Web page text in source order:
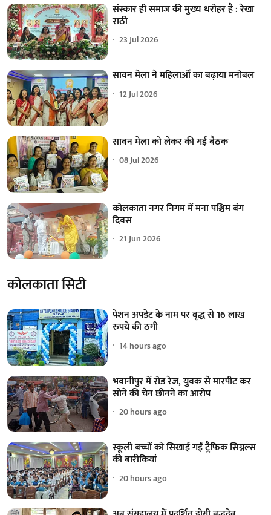
संस्कार ही समाज की मुख्य धरोहर है : रेखा
राठी
23 Jul 2026
सावन मेला ने महिलाओं का बढ़ाया मनोबल
12 Jul 2026
सावन मेला को लेकर की गई बैठक
08 Jul 2026
कोलकाता नगर निगम में मना पश्चिम बंग
दिवस
21 Jun 2026
कोलकाता सिटी
पेंशन अपडेट के नाम पर वृद्ध से 16 लाख
रुपये की ठगी
14 hours ago
भवानीपुर में रोड रेज, युवक से मारपीट कर
सोने की चेन छीनने का आरोप
20 hours ago
स्कूली बच्चों को सिखाई गईं ट्रैफिक सिग्नल्स
की बारीकियां
20 hours ago